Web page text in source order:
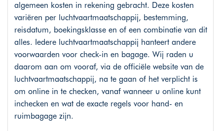
algemeen kosten in rekening gebracht. Deze kosten
variëren per luchtvaartmaatschappij, bestemming,
reisdatum, boekingsklasse en of een combinatie van dit
alles. Iedere luchtvaartmaatschappij hanteert andere
voorwaarden voor check-in en bagage. Wij raden u
daarom aan om vooraf, via de officiële website van de
luchtvaartmaatschappij, na te gaan of het verplicht is
om online in te checken, vanaf wanneer u online kunt
inchecken en wat de exacte regels voor hand- en
ruimbagage zijn.